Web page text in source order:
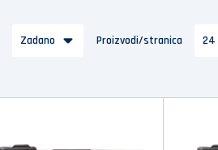
Zadano Proizvodi/stranica 24